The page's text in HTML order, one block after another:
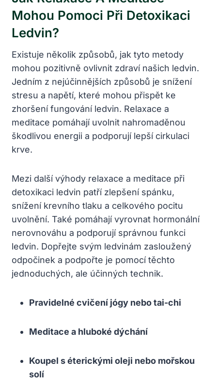
Mohou Pomoci Při Detoxikaci
Ledvin?
Existuje několik způsobů, jak tyto metody
mohou pozitivně ovlivnit zdraví našich ledvin.
Jedním z nejúčinnějších způsobů je snížení
stresu a napětí, které mohou přispět ke
zhoršení fungování ledvin. Relaxace a
meditace pomáhají uvolnit nahromaděnou
škodlivou energii a podporují lepší cirkulaci
krve.
Mezi další výhody relaxace a meditace při
detoxikaci ledvin patří zlepšení spánku,
snížení krevního tlaku a celkového pocitu
uvolnění. Také pomáhají vyrovnat hormonální
nerovnováhu a podporují správnou funkci
ledvin. Dopřejte svým ledvinám zasloužený
odpočinek a podpořte je pomocí těchto
jednoduchých, ale účinných technik.
Pravidelné cvičení jógy nebo tai-chi
Meditace a hluboké dýchání
Koupel s éterickými oleji nebo mořskou
solí